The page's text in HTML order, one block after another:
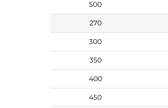
500
270
300
350
400
450